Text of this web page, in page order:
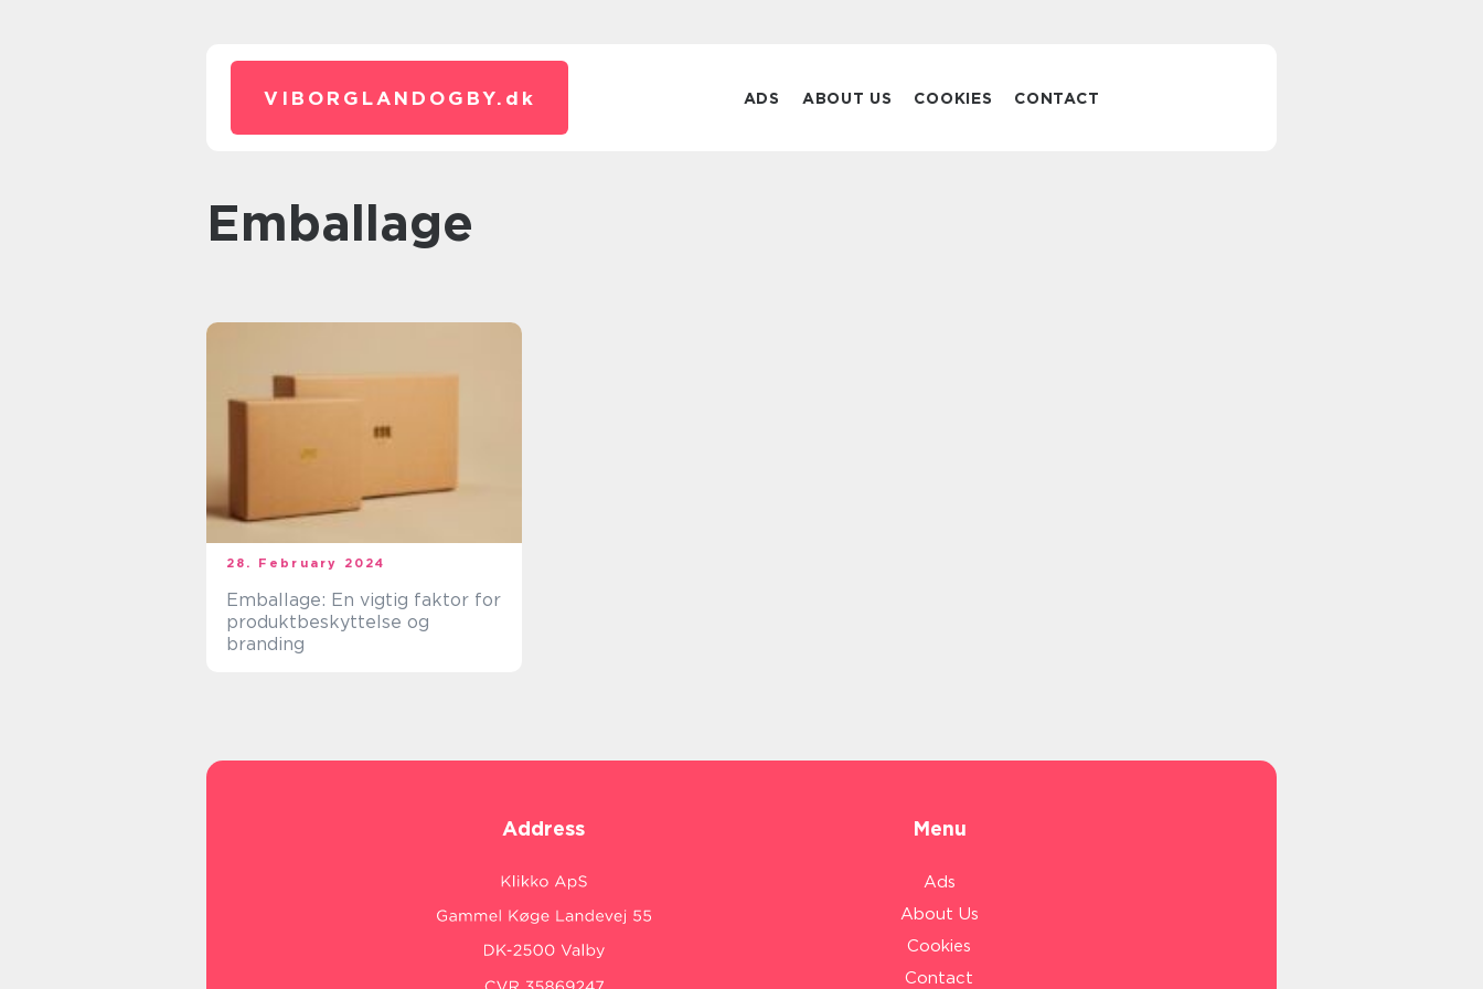
VIBORGLANDOGBY. dk ADS ABOUT US COOKIES CONTACT
Emballage
28. February 2024
Emballage: En vigtig faktor for
produktbeskyttelse og
branding
Address Menu
Ads
About Us
Cookies
Contact